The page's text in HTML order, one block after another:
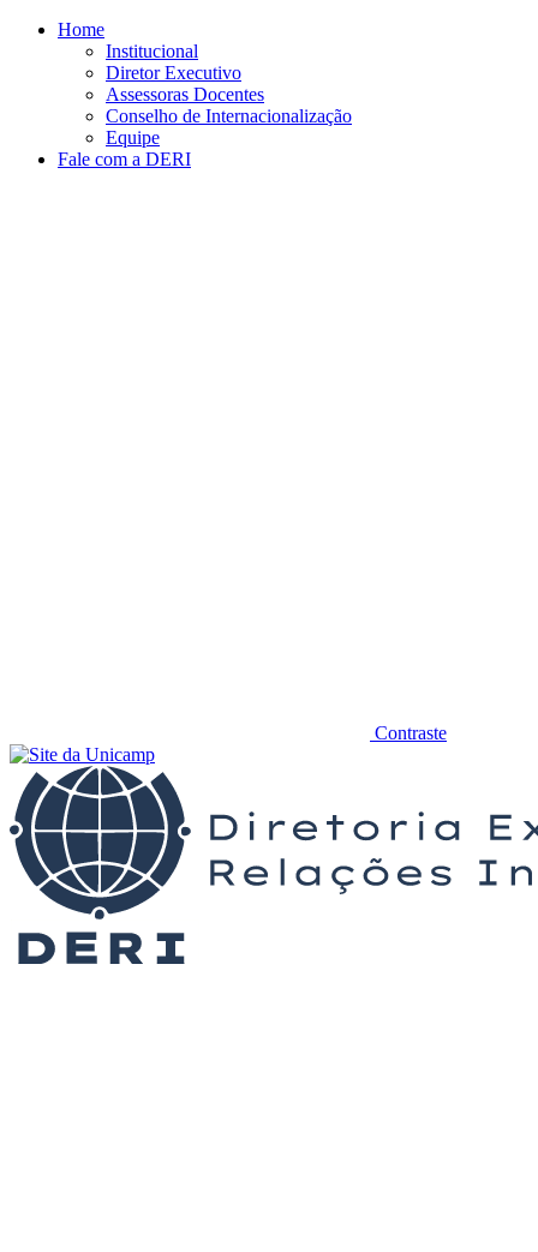
Conteúdo principal
Home
Institucional
Diretor Executivo
Assessoras Docentes
Conselho de Internacionalização
Equipe
Fale com a DERI
Contraste